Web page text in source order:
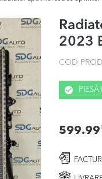
2023
COD
599.99